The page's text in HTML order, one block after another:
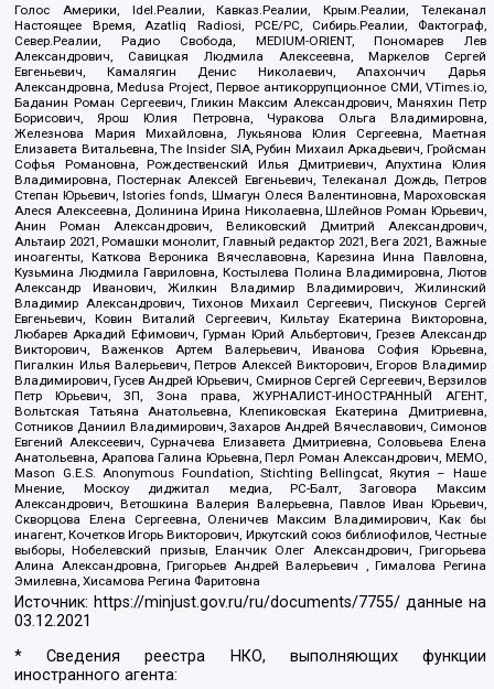
Голос Америки, Idel.Реалии, Кавказ.Реалии, Крым.Реалии, Телеканал
Настоящее Время, Azatliq Radiosi, PCE/PC, Сибирь.Реалии, Фактограф,
Север.Реалии, Радио Свобода, MEDIUM-ORIENT, Пономарев Лев
Александрович, Савицкая Людмила Алексеевна, Маркелов Сергей
Евгеньевич, Камалягин Денис Николаевич, Апахончич Дарья
Александровна, Medusa Project, Первое антикоррупционное СМИ, VTimes.io,
Баданин Роман Сергеевич, Гликин Максим Александрович, Маняхин Петр
Борисович, Ярош Юлия Петровна, Чуракова Ольга Владимировна,
Железнова Мария Михайловна, Лукьянова Юлия Сергеевна, Маетная
Елизавета Витальевна, The Insider SIA, Рубин Михаил Аркадьевич, Гройсман
Софья Романовна, Рождественский Илья Дмитриевич, Апухтина Юлия
Владимировна, Постернак Алексей Евгеньевич, Телеканал Дождь, Петров
Степан Юрьевич, Istories fonds, Шмагун Олеся Валентиновна, Мароховская
Алеся Алексеевна, Долинина Ирина Николаевна, Шлейнов Роман Юрьевич,
Анин Роман Александрович, Великовский Дмитрий Александрович,
Альтаир 2021, Ромашки монолит, Главный редактор 2021, Вега 2021, Важные
иноагенты, Каткова Вероника Вячеславовна, Карезина Инна Павловна,
Кузьмина Людмила Гавриловна, Костылева Полина Владимировна, Лютов
Александр Иванович, Жилкин Владимир Владимирович, Жилинский
Владимир Александрович, Тихонов Михаил Сергеевич, Пискунов Сергей
Евгеньевич, Ковин Виталий Сергеевич, Кильтау Екатерина Викторовна,
Любарев Аркадий Ефимович, Гурман Юрий Альбертович, Грезев Александр
Викторович, Важенков Артем Валерьевич, Иванова София Юрьевна,
Пигалкин Илья Валерьевич, Петров Алексей Викторович, Егоров Владимир
Владимирович, Гусев Андрей Юрьевич, Смирнов Сергей Сергеевич, Верзилов
Петр Юрьевич, ЗП, Зона права, ЖУРНАЛИСТ-ИНОСТРАННЫЙ АГЕНТ,
Вольтская Татьяна Анатольевна, Клепиковская Екатерина Дмитриевна,
Сотников Даниил Владимирович, Захаров Андрей Вячеславович, Симонов
Евгений Алексеевич, Сурначева Елизавета Дмитриевна, Соловьева Елена
Анатольевна, Арапова Галина Юрьевна, Перл Роман Александрович, МЕМО,
Mason G.E.S. Anonymous Foundation, Stichting Bellingcat, Якутия – Наше
Мнение, Москоу диджитал медиа, РС-Балт, Заговора Максим
Александрович, Ветошкина Валерия Валерьевна, Павлов Иван Юрьевич,
Скворцова Елена Сергеевна, Оленичев Максим Владимирович, Как бы
инагент, Кочетков Игорь Викторович, Иркутский союз библиофилов, Честные
выборы, Нобелевский призыв, Еланчик Олег Александрович, Григорьева
Алина Александровна, Григорьев Андрей Валерьевич , Гималова Регина
Эмилевна, Хисамова Регина Фаритовна
Источник: https://minjust.gov.ru/ru/documents/7755/ данные на
03.12.2021
* Сведения реестра НКО, выполняющих функции
иностранного агента: